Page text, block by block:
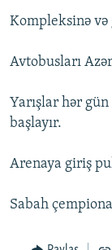
BIZIMLƏ ƏLAQƏ
Kompleksinə
Avtobusları
Yarışlar hər
başlayır.
Arenaya giriş
Sabah